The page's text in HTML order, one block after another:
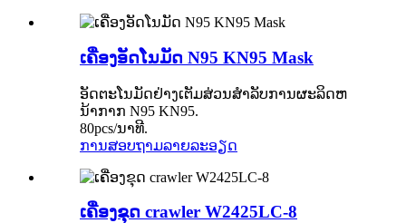
ເຄື່ອງອັດໂນມັດ N95 KN95 Mask
ອັດຕະໂນມັດຢ່າງເຕັມສ່ວນສໍາລັບການຜະລິດຫ
ນ້າກາກ N95 KN95.
80pcs/ນາທີ.
ການສອບຖາມລາຍລະອຽດ
ເຄື່ອງຂຸດ crawler W2425LC-8